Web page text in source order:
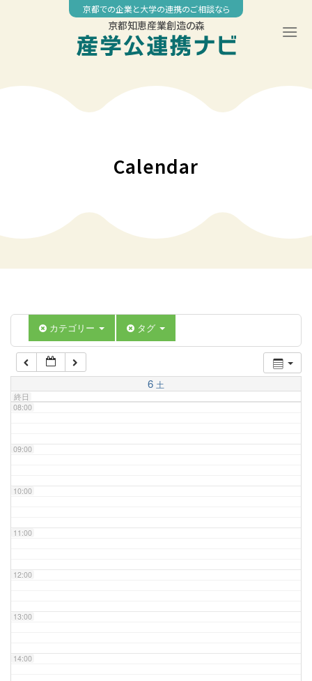
京都での企業と大学の連携のご相談なら
京都知恵産業創造の森
Calendar
カテゴリー タグ
6 土
終日
04:00
07:00
08:00
09:00
10:00
11:00
12:00
13:00
14:00